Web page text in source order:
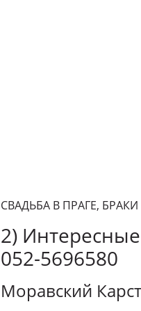
СВАДЬБА В ПРАГЕ,
2)
052-5696580
Моравский Карст